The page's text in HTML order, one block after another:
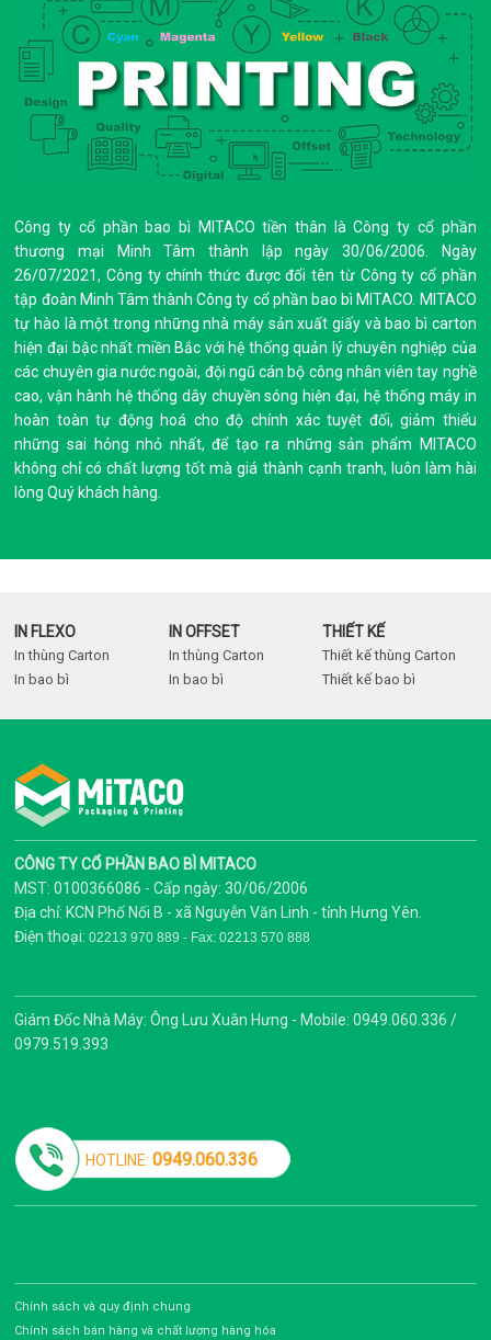
Công ty cổ phần bao bì MITACO tiền thân là Công ty cổ phần
thương mại Minh Tâm thành lập ngày 30/06/2006. Ngày
26/07/2021, Công ty chính thức được đổi tên từ Công ty cổ phần
tập đoàn Minh Tâm thành Công ty cổ phần bao bì MITACO. MITACO
tự hào là một trong những nhà máy sản xuất giấy và bao bì carton
hiện đại bậc nhất miền Bắc với hệ thống quản lý chuyên nghiệp của
các chuyên gia nước ngoài, đội ngũ cán bộ công nhân viên tay nghề
cao, vận hành hệ thống dây chuyền sóng hiện đại, hệ thống máy in
hoàn toàn tự động hoá cho độ chính xác tuyệt đối, giảm thiểu
những sai hỏng nhỏ nhất, để tạo ra những sản phẩm MITACO
không chỉ có chất lượng tốt mà giá thành cạnh tranh, luôn làm hài
lòng Quý khách hàng.
IN FLEXO
In thùng Carton
In bao bì
IN OFFSET
In thùng Carton
In bao bì
THIẾT KẾ
Thiết kế thùng Carton
Thiết kế bao bì
CÔNG TY CỔ PHẦN BAO BÌ MITACO
MST: 0100366086 - Cấp ngày: 30/06/2006
Địa chỉ: KCN Phố Nối B - xã Nguyễn Văn Linh - tỉnh Hưng Yên.
Điện thoại: 02213 970 889 - Fax: 02213 570 888
Giám Đốc Nhà Máy: Ông Lưu Xuân Hưng - Mobile: 0949.060.336 /
0979.519.393
HOTLINE:0949.060.336
Chính sách và quy định chung
Chính sách bán hàng và chất lượng hàng hóa